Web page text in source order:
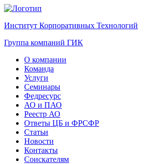
Институт Корпоративных Технологий
Группа компаний ГИК
О компании
Команда
Услуги
Семинары
Федресурс
АО и ПАО
Реестр АО
Ответы ЦБ и ФРСФР
Статьи
Новости
Контакты
Соискателям